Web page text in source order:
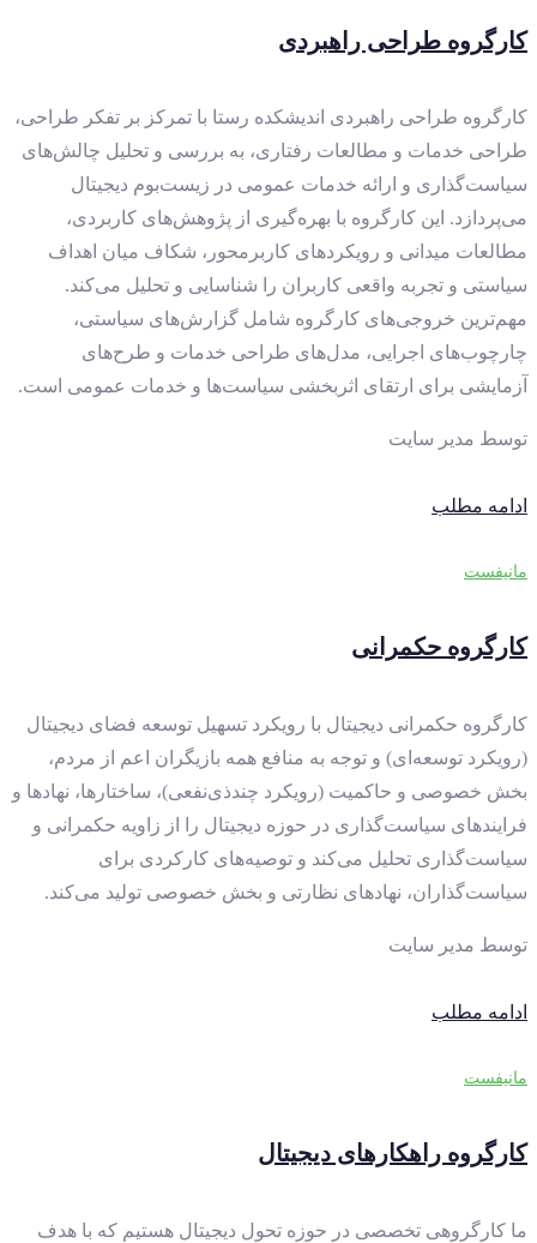
کارگروه طراحی راهبردی
کارگروه طراحی راهبردی اندیشکده رستا با تمرکز بر تفکر طراحی،
طراحی خدمات و مطالعات رفتاری، به بررسی و تحلیل چالش‌های
سیاست‌گذاری و ارائه خدمات عمومی در زیست‌بوم دیجیتال
می‌پردازد. این کارگروه با بهره‌گیری از پژوهش‌های کاربردی،
مطالعات میدانی و رویکردهای کاربرمحور، شکاف میان اهداف
سیاستی و تجربه واقعی کاربران را شناسایی و تحلیل می‌کند.
مهم‌ترین خروجی‌های کارگروه شامل گزارش‌های سیاستی،
چارچوب‌های اجرایی، مدل‌های طراحی خدمات و طرح‌های
آزمایشی برای ارتقای اثربخشی سیاست‌ها و خدمات عمومی است.
توسط مدیر سایت
ادامه مطلب
مانیفست
کارگروه حکمرانی
کارگروه حکمرانی دیجیتال با رویکرد تسهیل توسعه فضای دیجیتال
(رویکرد توسعه‌ای) و توجه به منافع همه بازیگران اعم از مردم،
بخش خصوصی و حاکمیت (رویکرد چندذی‌نفعی)، ساختارها، نهادها و
فرایندهای سیاست‌گذاری در حوزه دیجیتال را از زاویه حکمرانی و
سیاست‌گذاری تحلیل می‌کند و توصیه‌های کارکردی برای
سیاست‌گذاران، نهادهای نظارتی و بخش خصوصی تولید می‌کند.
توسط مدیر سایت
ادامه مطلب
مانیفست
کارگروه راهکارهای دیجیتال
ما کارگروهی تخصصی در حوزه تحول دیجیتال هستیم که با هدف